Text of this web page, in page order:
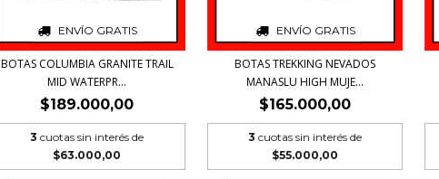
ENVÍO GRATIS
BOTAS COLUMBIA GRANITE TRAIL
MID WATERPR...
$189.000,00
3 cuotas sin interés de
$63.000,00
ENVÍO GRATIS
BOTAS TREKKING NEVADOS
MANASLU HIGH MUJE...
$165.000,00
3 cuotas sin interés de
$55.000,00